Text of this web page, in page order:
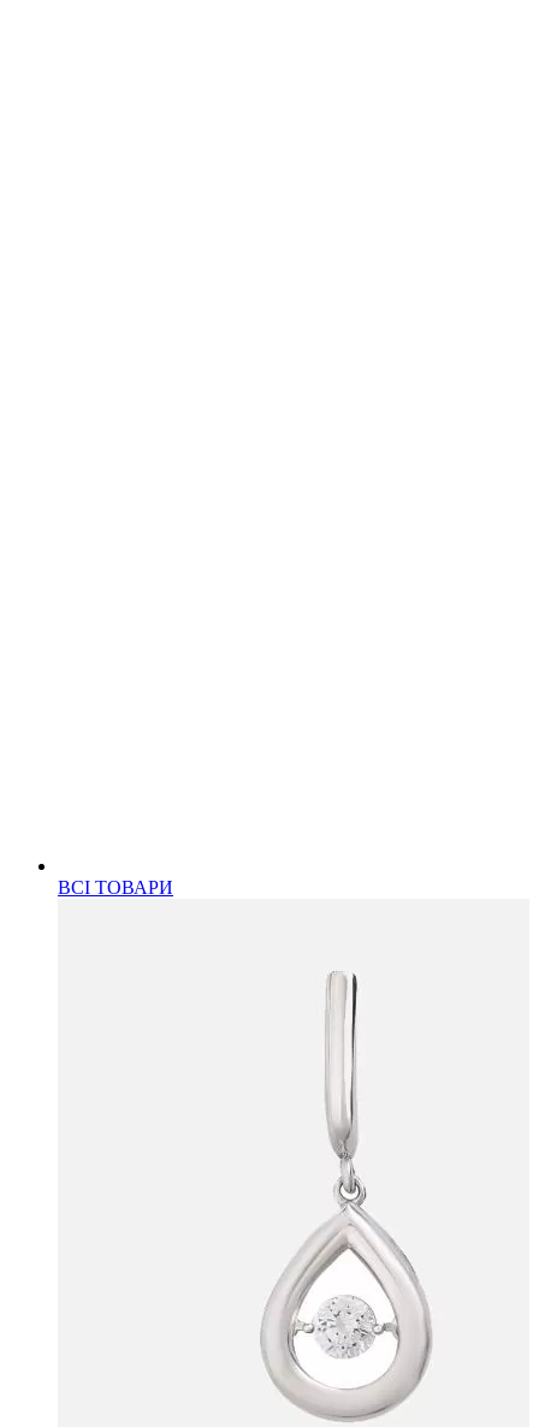
ВСІ ТОВАРИ